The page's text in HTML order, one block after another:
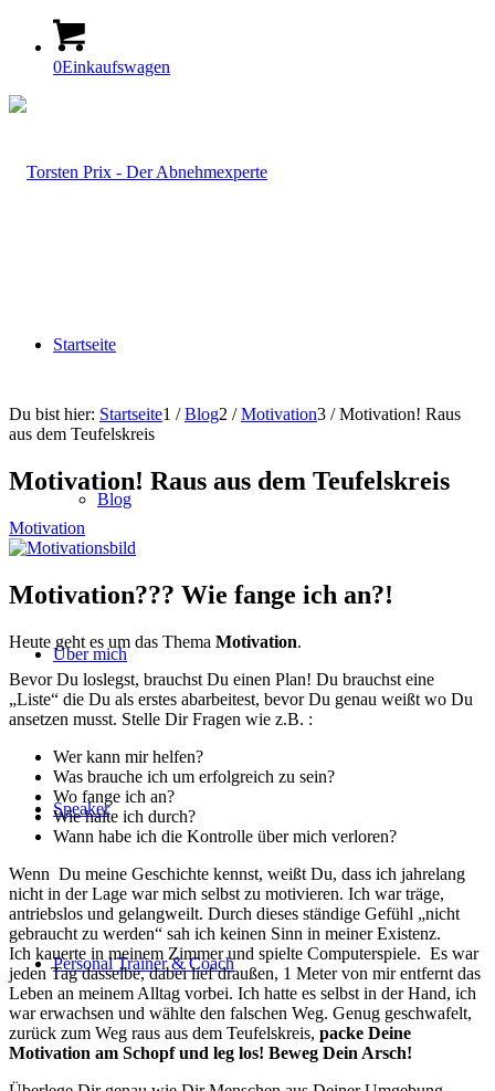
0Einkaufswagen
Startseite
Blog
Über mich
Speaker
Personal Trainer & Coach
Du bist hier: Startseite1 / Blog2 / Motivation3 / Motivation! Raus
aus dem Teufelskreis
Motivation! Raus aus dem Teufelskreis
Motivation
Motivation??? Wie fange ich an?!
Heute geht es um das Thema Motivation.
Bevor Du loslegst, brauchst Du einen Plan! Du brauchst eine
„Liste“ die Du als erstes abarbeitest, bevor Du genau weißt wo Du
ansetzen musst. Stelle Dir Fragen wie z.B. :
Wer kann mir helfen?
Was brauche ich um erfolgreich zu sein?
Wo fange ich an?
Wie halte ich durch?
Wann habe ich die Kontrolle über mich verloren?
Wenn Du meine Geschichte kennst, weißt Du, dass ich jahrelang
nicht in der Lage war mich selbst zu motivieren. Ich war träge,
antriebslos und gelangweilt. Durch dieses ständige Gefühl „nicht
gebraucht zu werden“ sah ich keinen Sinn in meiner Existenz.
Ich kauerte in meinem Zimmer und spielte Computerspiele. Es war
jeden Tag dasselbe, dabei lief draußen, 1 Meter von mir entfernt das
Leben an meinem Alltag vorbei. Ich hatte es selbst in der Hand, ich
war erwachsen und wählte den falschen Weg. Genug geschwafelt,
zurück zum Weg raus aus dem Teufelskreis, packe Deine
Motivation am Schopf und leg los! Beweg Dein Arsch!